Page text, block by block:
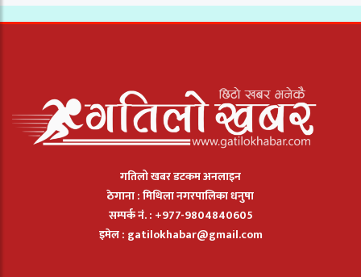
गतिलो खबर डटकम अनलाइन
ठेगाना : मिथिला नगरपालिका धनुषा
सम्पर्क नं. : +977-9804840605
इमेल : gatilokhabar@gmail.com